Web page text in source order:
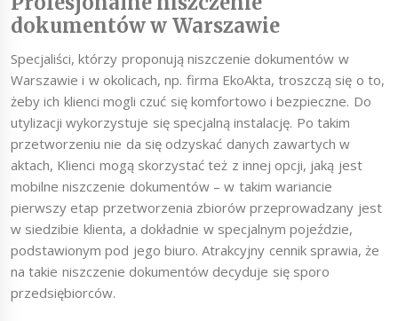
dokumentów w Warszawie
Specjaliści, którzy proponują niszczenie dokumentów w
Warszawie i w okolicach, np. firma EkoAkta, troszczą się o to,
żeby ich klienci mogli czuć się komfortowo i bezpieczne. Do
utylizacji wykorzystuje się specjalną instalację. Po takim
przetworzeniu nie da się odzyskać danych zawartych w
aktach, Klienci mogą skorzystać też z innej opcji, jaką jest
mobilne niszczenie dokumentów – w takim wariancie
pierwszy etap przetworzenia zbiorów przeprowadzany jest
w siedzibie klienta, a dokładnie w specjalnym pojeździe,
podstawionym pod jego biuro. Atrakcyjny cennik sprawia, że
na takie niszczenie dokumentów decyduje się sporo
przedsiębiorców.